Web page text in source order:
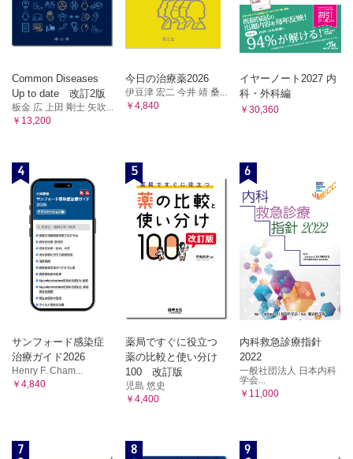
8. 膵神経内分泌腫瘍(膵NEN)
9. 転移性膵腫瘍
10. 悪性リンパ腫
Ⅴ 乳頭部
A. 正常像
B. 乳頭部腺腫
C. 乳頭部癌
E. その他 (Gangliocytic paraganglioma, Choledochocele)
Common Diseases
Up to date 改訂2版
板金 広 上田 剛士 矢吹...
￥13,200
今日の治療薬2026
伊豆津 宏二 今井 靖 桑...
￥4,840
イヤーノート2027 内
科・外科編
￥30,360
4
サンフォード感染症
治療ガイド2026
Henry F. Cham...
￥4,840
5
薬局ですぐに役立つ
薬の比較と使い分け
100 改訂版
児島 悠史
￥4,400
6
内科救急診療指針
2022
一般社団法人 日本内科
学会...
￥11,000
7 8 9